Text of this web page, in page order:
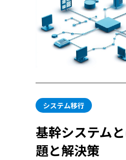
システム移行
基幹システム
題と解決策